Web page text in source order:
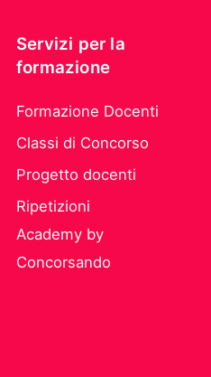
Servizi per la
formazione
Formazione Docenti
Classi di Concorso
Progetto docenti
Ripetizioni
Academy by
Concorsando